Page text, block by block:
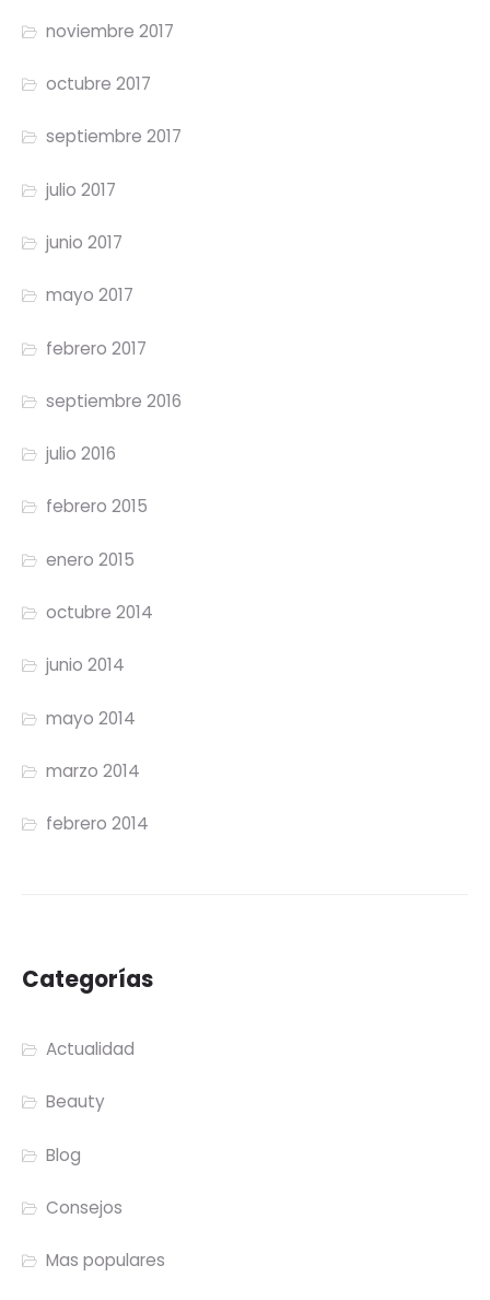
noviembre 2017
octubre 2017
septiembre 2017
julio 2017
junio 2017
mayo 2017
febrero 2017
septiembre 2016
julio 2016
febrero 2015
enero 2015
octubre 2014
junio 2014
mayo 2014
marzo 2014
febrero 2014
Categorías
Actualidad
Beauty
Blog
Consejos
Mas populares